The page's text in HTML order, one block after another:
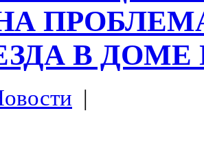
В ДОМЕ
|